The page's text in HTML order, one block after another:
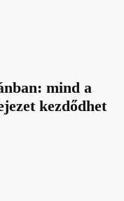
mind a
kezdődhet